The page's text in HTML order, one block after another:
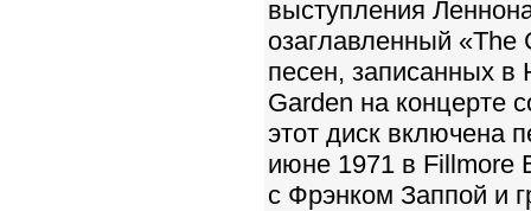
выступления
озаглавленный «The
песен, записанных в
Garden на концерте
этот диск включена
июне 1971 в Fillmore
с Фрэнком Заппой и